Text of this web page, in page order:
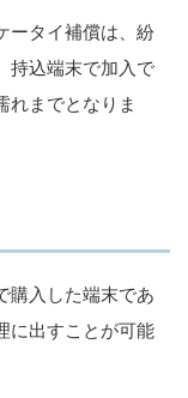
ータイ補償は、紛
持込端末で加入で
れまでとなりま
購入した端末であ
に出すことが可能